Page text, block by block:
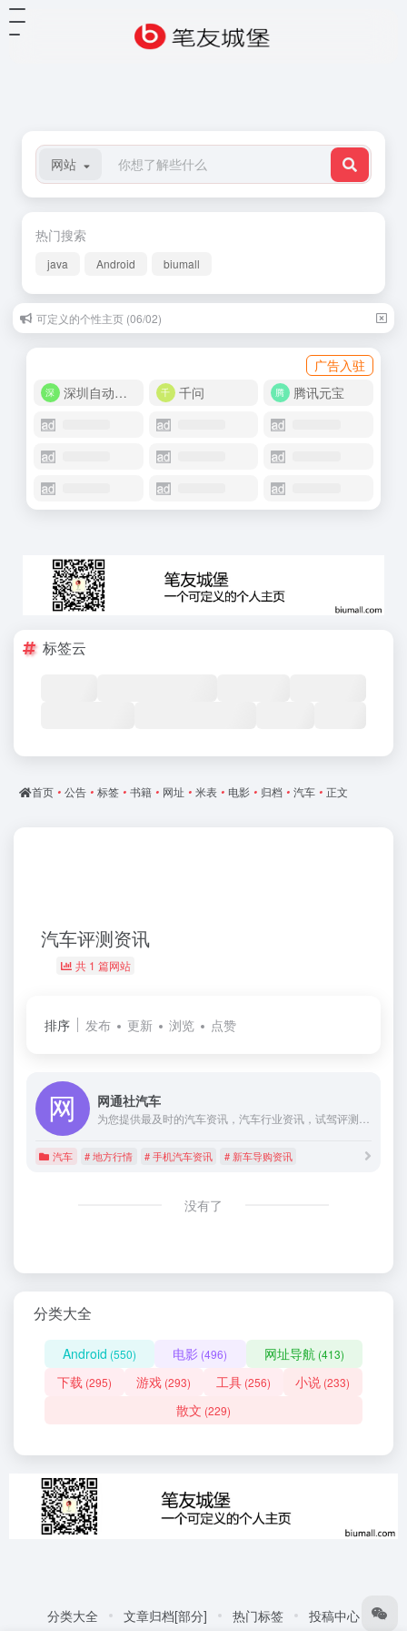
网站
热门搜索
java Android biumall
可定义的个性主页 (06/02)
广告入驻
深圳自动化商城
千问 腾讯元宝
标签云
首页 • 公告 • 标签 • 书籍 • 网址 • 米表 • 电影 • 归档 • 汽车 • 正文
汽车评测资讯
共 1 篇网站
排序 发布 更新 浏览 点赞
网通社汽车
汽车 # 地方行情 # 手机汽车资讯 # 新车导购资讯
没有了
分类大全
Android (550) 电影 (496) 网址导航 (413)
下载 (295) 游戏 (293) 工具(256) 小说 (233)
散文 (229)
分类大全 文章归档[部分] 热门标签 投稿中心